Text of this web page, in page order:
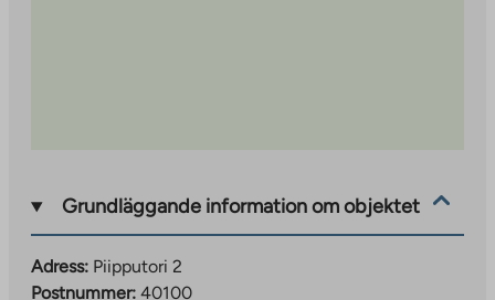
Grundläggande information om objektet
Adress: Piipputori 2
Postnummer: 40100